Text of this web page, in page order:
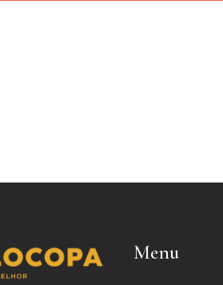
Menu